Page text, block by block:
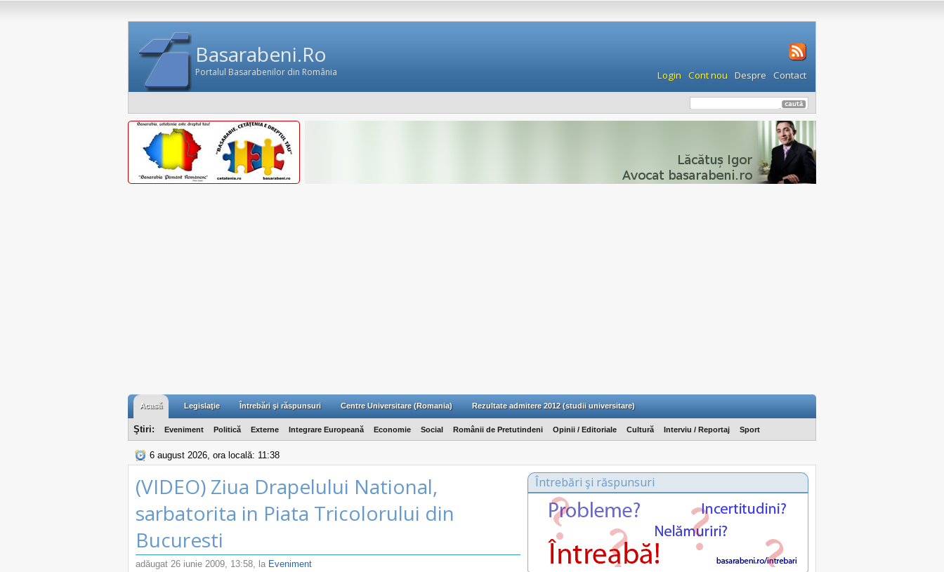
Basarabeni.Ro
Portalul Basarabenilor din România Login Cont nou Despre Contact
Acasă Legislaţie Întrebări şi răspunsuri Centre Universitare (Romania) Rezultate admitere 2012 (studii universitare)
Ştiri: Eveniment Politică Externe Integrare Europeană Economie Social Românii de Pretutindeni Opinii / Editoriale Cultură Interviu / Reportaj Sport
6 august 2026, ora locală: 11:38
(VIDEO) Ziua Drapelului National,
sarbatorita in Piata Tricolorului din
Bucuresti
adăugat 26 iunie 2009, 13:58, la Eveniment
Întrebări şi răspunsuri